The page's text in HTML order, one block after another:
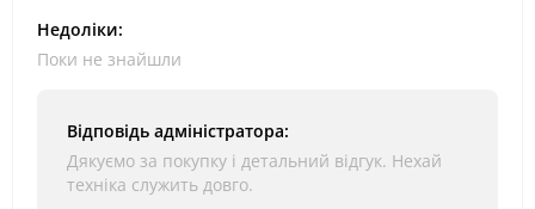
Недоліки:
Поки не знайшли
Відповідь адміністратора:
Дякуємо за покупку і детальний відгук. Нехай
техніка служить довго.